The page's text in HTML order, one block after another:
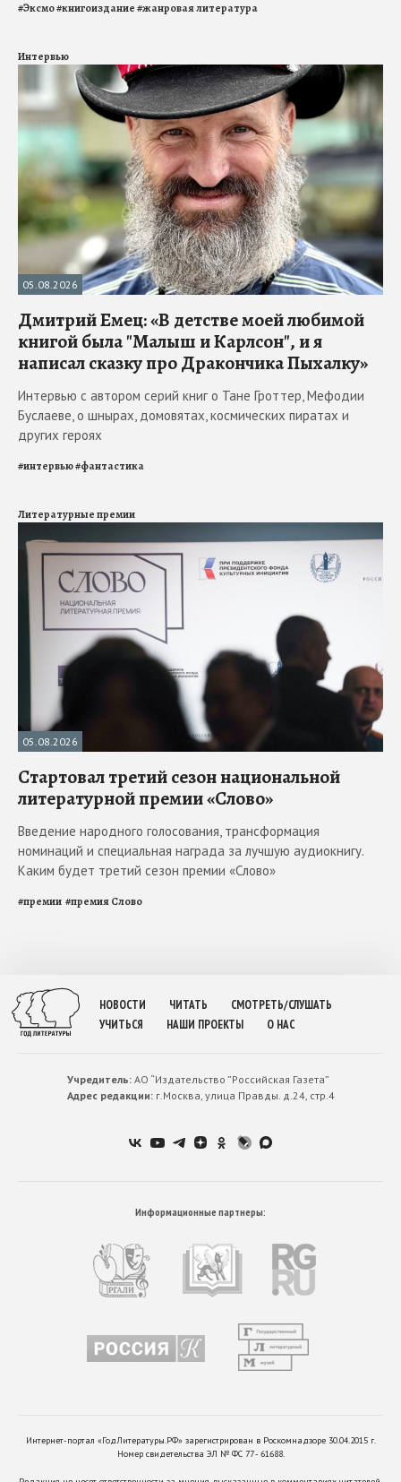
#Эксмо#книгоиздание#жанровая литература
Интервью
05.08.2026
Дмитрий Емец: «В детстве моей любимой
книгой была "Малыш и Карлсон", и я
написал сказку про Дракончика Пыхалку»
Интервью с автором серий книг о Тане Гроттер, Мефодии
Буслаеве, о шнырах, домовятах, космических пиратах и
других героях
#интервью#фантастика
Литературные премии
05.08.2026
Стартовал третий сезон национальной
литературной премии «Слово»
Введение народного голосования, трансформация
номинаций и специальная награда за лучшую аудиокнигу.
Каким будет третий сезон премии «Слово»
#премии #премия Слово
НОВОСТИ ЧИТАТЬ
СМОТРЕТЬ/СЛУШАТЬ
УЧИТЬСЯ
НАШИ ПРОЕКТЫ О НАС
Учредитель:АО “Издательство ”Российская Газета”
Адрес редакции:г.Москва, улица Правды. д.24, стр.4
Информационные партнеры:
Интернет-портал «ГодЛитературы.РФ» зарегистрирован в Роскомнадзоре 30.04.2015 г.
Номер свидетельства ЭЛ № ФС 77 - 61688.